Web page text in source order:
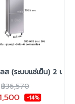
ข็ง)
ส (ระบบแช่เย็น) 2 ประ
฿36,570
-14%